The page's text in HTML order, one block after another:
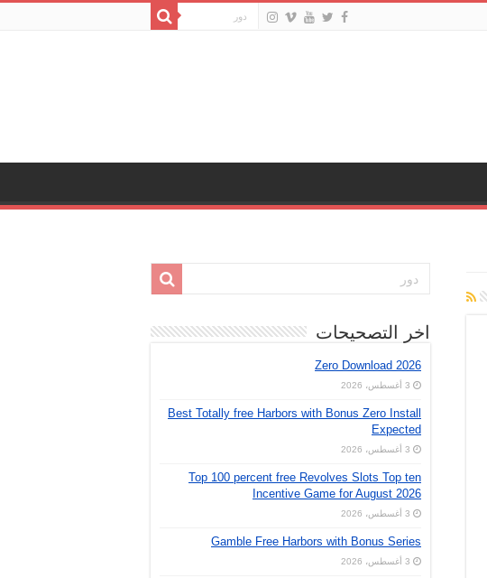
اخر التصحيحات
Zero Download 2026
3 أغسطس، 2026
Best Totally free Harbors with Bonus Zero Install
Expected
3 أغسطس، 2026
Top 100 percent free Revolves Slots Top ten
Incentive Game for August 2026
3 أغسطس، 2026
Gamble Free Harbors with Bonus Series
3 أغسطس، 2026